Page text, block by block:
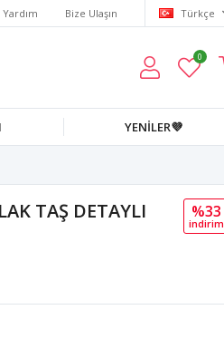
Yardım Bize Ulaşın Türkçe
0
YENİLER💜
TAŞ DETAYLI
%33
i̇ndi̇ri̇m